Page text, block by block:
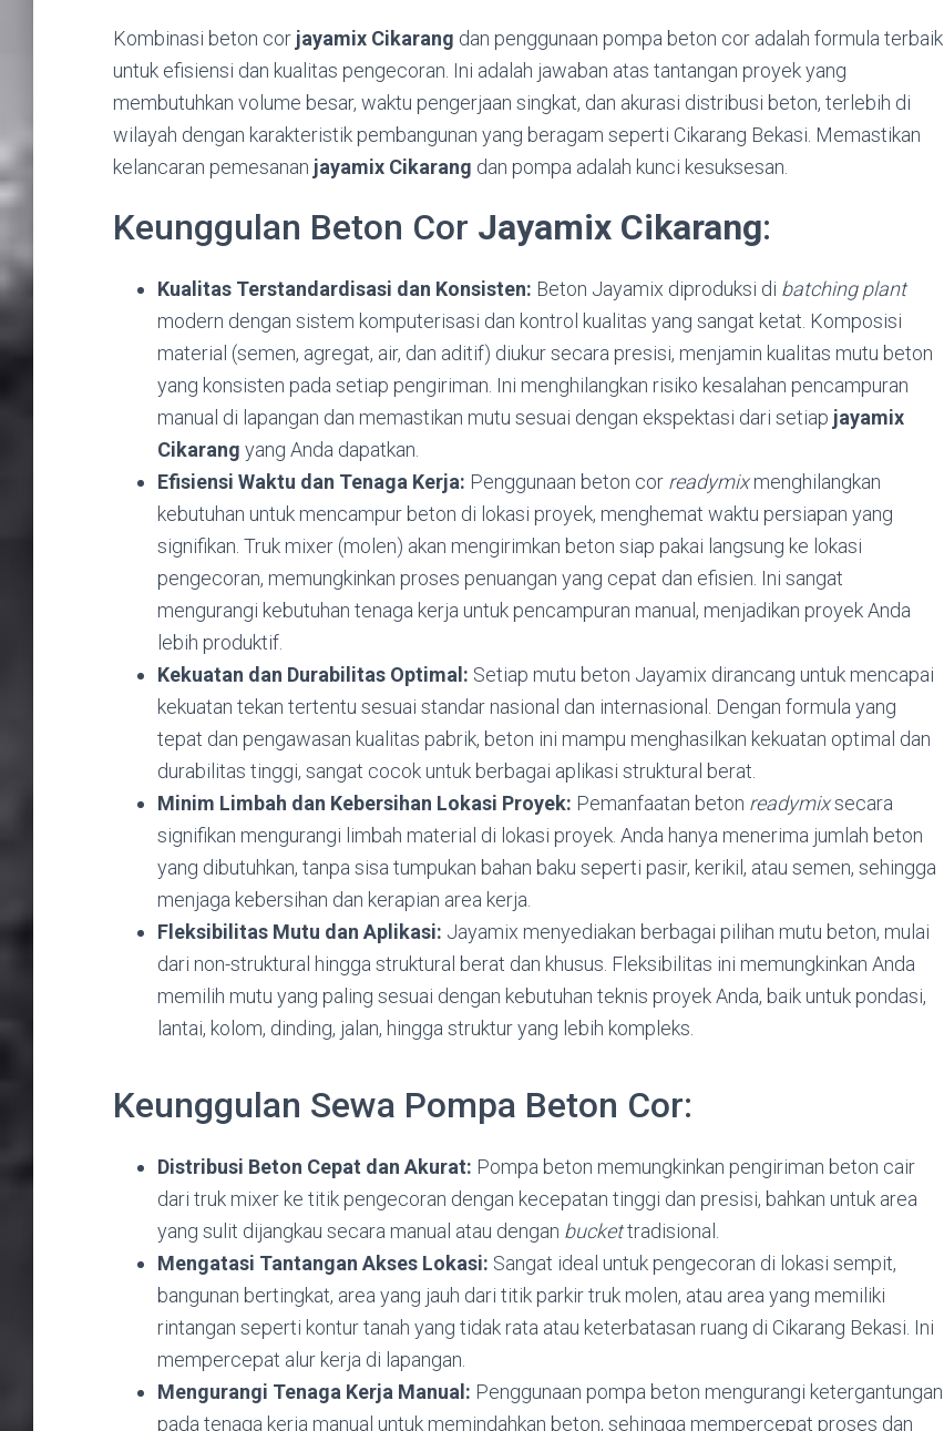
Kombinasi beton cor jayamix Cikarang dan penggunaan pompa beton cor adalah formula terbaik
untuk efisiensi dan kualitas pengecoran. Ini adalah jawaban atas tantangan proyek yang
membutuhkan volume besar, waktu pengerjaan singkat, dan akurasi distribusi beton, terlebih di
wilayah dengan karakteristik pembangunan yang beragam seperti Cikarang Bekasi. Memastikan
kelancaran pemesanan jayamix Cikarang dan pompa adalah kunci kesuksesan.
Keunggulan Beton Cor Jayamix Cikarang:
Kualitas Terstandardisasi dan Konsisten: Beton Jayamix diproduksi di batching plant
modern dengan sistem komputerisasi dan kontrol kualitas yang sangat ketat. Komposisi
material (semen, agregat, air, dan aditif) diukur secara presisi, menjamin kualitas mutu beton
yang konsisten pada setiap pengiriman. Ini menghilangkan risiko kesalahan pencampuran
manual di lapangan dan memastikan mutu sesuai dengan ekspektasi dari setiap jayamix
Cikarang yang Anda dapatkan.
Efisiensi Waktu dan Tenaga Kerja: Penggunaan beton cor readymixmenghilangkan
kebutuhan untuk mencampur beton di lokasi proyek, menghemat waktu persiapan yang
signifikan. Truk mixer (molen) akan mengirimkan beton siap pakai langsung ke lokasi
pengecoran, memungkinkan proses penuangan yang cepat dan efisien. Ini sangat
mengurangi kebutuhan tenaga kerja untuk pencampuran manual, menjadikan proyek Anda
lebih produktif.
Kekuatan dan Durabilitas Optimal: Setiap mutu beton Jayamix dirancang untuk mencapai
kekuatan tekan tertentu sesuai standar nasional dan internasional. Dengan formula yang
tepat dan pengawasan kualitas pabrik, beton ini mampu menghasilkan kekuatan optimal dan
durabilitas tinggi, sangat cocok untuk berbagai aplikasi struktural berat.
Minim Limbah dan Kebersihan Lokasi Proyek: Pemanfaatan beton readymixsecara
signifikan mengurangi limbah material di lokasi proyek. Anda hanya menerima jumlah beton
yang dibutuhkan, tanpa sisa tumpukan bahan baku seperti pasir, kerikil, atau semen, sehingga
menjaga kebersihan dan kerapian area kerja.
Fleksibilitas Mutu dan Aplikasi: Jayamix menyediakan berbagai pilihan mutu beton, mulai
dari non-struktural hingga struktural berat dan khusus. Fleksibilitas ini memungkinkan Anda
memilih mutu yang paling sesuai dengan kebutuhan teknis proyek Anda, baik untuk pondasi,
lantai, kolom, dinding, jalan, hingga struktur yang lebih kompleks.
Keunggulan Sewa Pompa Beton Cor:
Distribusi Beton Cepat dan Akurat: Pompa beton memungkinkan pengiriman beton cair
dari truk mixer ke titik pengecoran dengan kecepatan tinggi dan presisi, bahkan untuk area
yang sulit dijangkau secara manual atau dengan buckettradisional.
Mengatasi Tantangan Akses Lokasi: Sangat ideal untuk pengecoran di lokasi sempit,
bangunan bertingkat, area yang jauh dari titik parkir truk molen, atau area yang memiliki
rintangan seperti kontur tanah yang tidak rata atau keterbatasan ruang di Cikarang Bekasi. Ini
mempercepat alur kerja di lapangan.
Mengurangi Tenaga Kerja Manual: Penggunaan pompa beton mengurangi ketergantungan
pada tenaga kerja manual untuk memindahkan beton, sehingga mempercepat proses dan